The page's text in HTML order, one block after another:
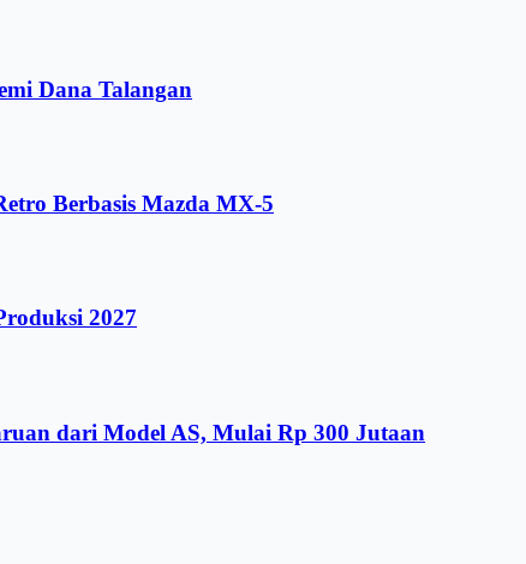
Dana Talangan
Berbasis Mazda MX-5
2027
dari Model AS, Mulai Rp 300 Jutaan